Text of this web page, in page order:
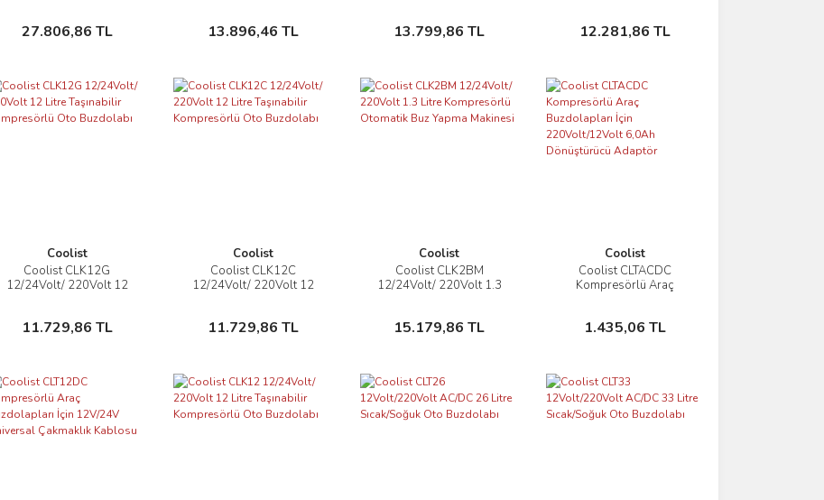
Buzdolabı/Dondurucu
27.806,86 TL
Sepete Ekle
Buzdolabı
13.896,46 TL
Sepete Ekle
Buzdolabı
13.799,86 TL
Sepete Ekle
Buzdolabı
12.281,86 TL
Sepete Ekle
Coolist
Coolist CLK12G
12/24Volt/ 220Volt 12
Buzdolabı
11.729,86 TL
İncele
Sepete Ekle
Coolist
Coolist CLK12C
12/24Volt/ 220Volt 12
Buzdolabı
11.729,86 TL
İncele
Sepete Ekle
Coolist
Coolist CLK2BM
12/24Volt/ 220Volt 1.3
Makinesi
15.179,86 TL
İncele
Sepete Ekle
Coolist
Coolist CLTACDC
Kompresörlü Araç
Dönüştürücü Adaptör
1.435,06 TL
İncele
Sepete Ekle